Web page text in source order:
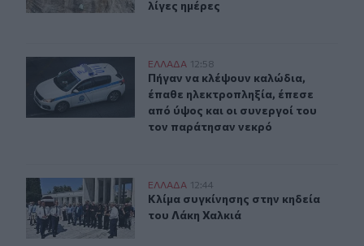
λίγες ημέρες
Πήγαν να κλέψουν καλώδια, έπαθε ηλεκτροπληξία,
ΕΛΛAΔΑ 12:58
Πήγαν να κλέψουν καλώδια, έπαθε
Πήγαν να κλέψουν καλώδια,
έπαθε ηλεκτροπληξία, έπεσε
από ύψος και οι συνεργοί του
τον παράτησαν νεκρό
Κλίμα συγκίνησης στην κηδεία του Λάκη Χαλκιά
ΕΛΛAΔΑ 12:44
Κλίμα συγκίνησης στην κηδεία του
Κλίμα συγκίνησης στην κηδεία
του Λάκη Χαλκιά